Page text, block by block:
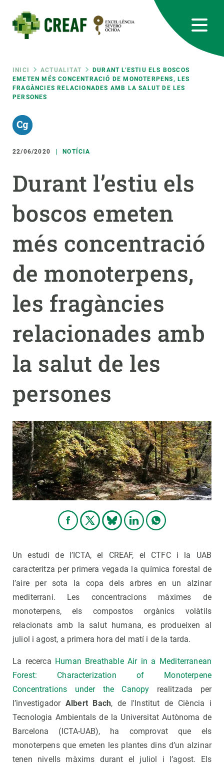
contingut
Fil
d'ariadna
INICI ACTUALITAT
DURANT L’ESTIU ELS BOSCOS
EMETEN MÉS CONCENTRACIÓ DE MONOTERPENS, LES
FRAGÀNCIES RELACIONADES AMB LA SALUT DE LES
PERSONES
22/06/2020 NOTÍCIA
Durant l’estiu els
boscos emeten
més concentració
de monoterpens,
les fragàncies
relacionades amb
la salut de les
persones
Un estudi de l’ICTA, el CREAF, el CTFC i la UAB
caracteritza per primera vegada la química forestal de
l’aire per sota la copa dels arbres en un alzinar
mediterrani. Les concentracions màximes de
monoterpens, els compostos orgànics volàtils
relacionats amb la salut humana, es produeixen al
juliol i agost, a primera hora del matí i de la tarda.
La recerca Human Breathable Air in a Mediterranean
Forest: Characterization of Monoterpene
Concentrations under the Canopy realitzada per
l’investigador Albert Bach, de l'Institut de Ciència i
Tecnologia Ambientals de la Universitat Autònoma de
Barcelona (ICTA-UAB), ha comprovat que els
monoterpens que emeten les plantes dins d’un alzinar
tenen nivells màxims durant el juliol i l’agost. Els
RRSS
Featured
responsive
INTRANET
Responsive
menu
SOBRE NOSALTRES
RECERCA
UNEIX-TE A NOSALTRES
PARTICIPA
NOTÍCIES I AGENDA